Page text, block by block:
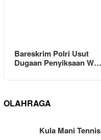
Bareskrim Polri Usut
Dugaan Penyiksaan W…
OLAHRAGA
Kula Mani